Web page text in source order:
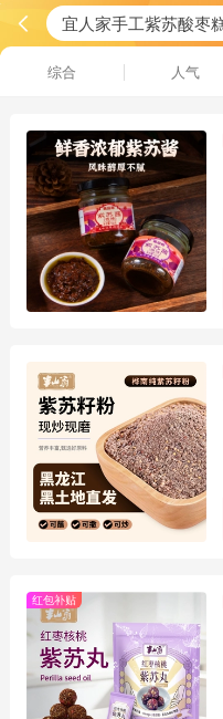
综合 人气
红包补贴